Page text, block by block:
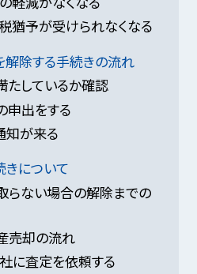
猶予が受けられなくなる
除する手続きの流れ
たしているか確認
申出をする
知が来る
について
らない場合の解除までの
売却の流れ
に査定を依頼する